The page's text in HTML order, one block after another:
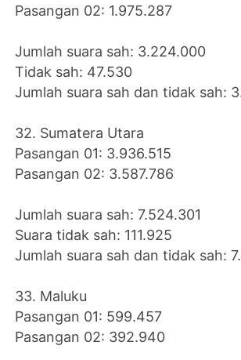
Pasangan 02: 1.975.287
Jumlah suara sah: 3.224.000
Tidak sah: 47.530
Jumlah suara sah dan tidak sah:
32. Sumatera Utara
Pasangan 01: 3.936.515
Pasangan 02: 3.587.786
Jumlah suara sah: 7.524.301
Suara tidak sah: 111.925
Jumlah suara sah dan tidak sah:
33. Maluku
Pasangan 01: 599.457
Pasangan 02: 392.940